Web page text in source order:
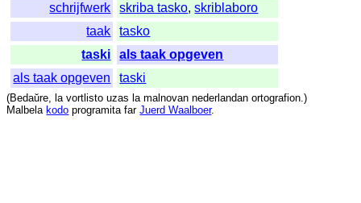
schrijfwerk
skriba tasko,skriblaboro
taak
tasko
taski
als taak opgeven
als taak opgeven
taski
(Bedaŭre, la vortlisto uzas la malnovan nederlandan ortografion.)
Malbela kodo programita far Juerd Waalboer.